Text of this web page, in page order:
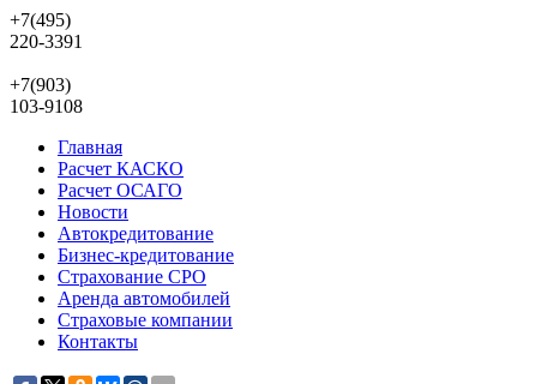
+7(495)
220-3391
+7(903)
103-9108
Главная
Расчет КАСКО
Расчет ОСАГО
Новости
Автокредитование
Бизнес-кредитование
Страхование СРО
Аренда автомобилей
Страховые компании
Контакты